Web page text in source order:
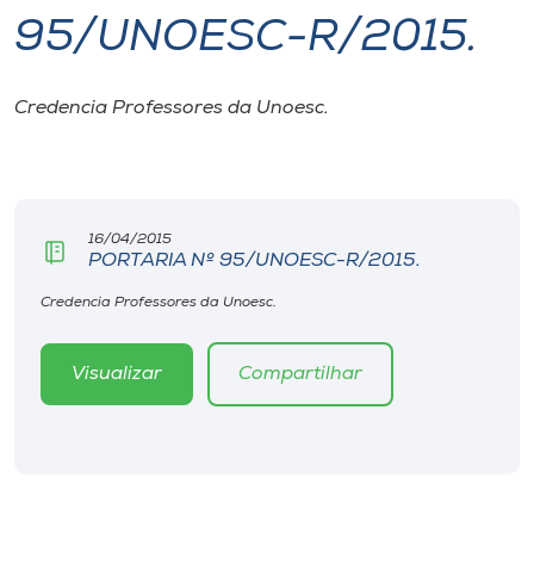
I.nova
CPA
Editora
95/UNOESC-R/2015.
Credencia Professores da Unoesc.
16/04/2015
PORTARIA Nº 95/UNOESC-R/2015.
Credencia Professores da Unoesc.
Visualizar Compartilhar